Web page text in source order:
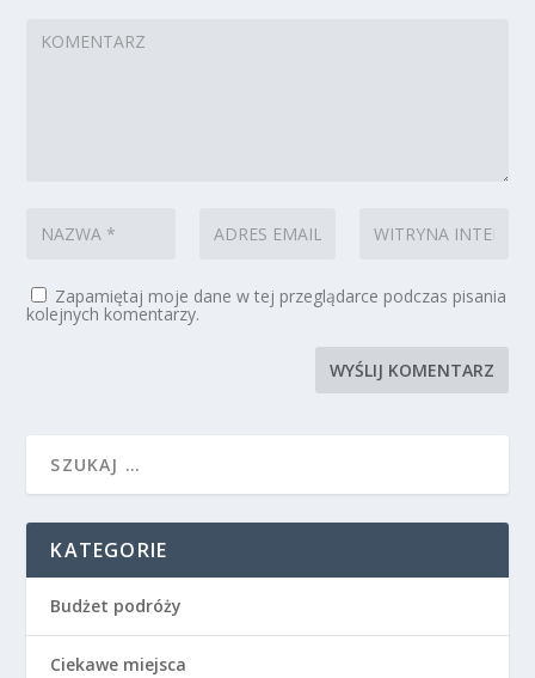
Zapamiętaj moje dane w tej przeglądarce podczas pisania
kolejnych komentarzy.
KATEGORIE
Budżet podróży
Ciekawe miejsca